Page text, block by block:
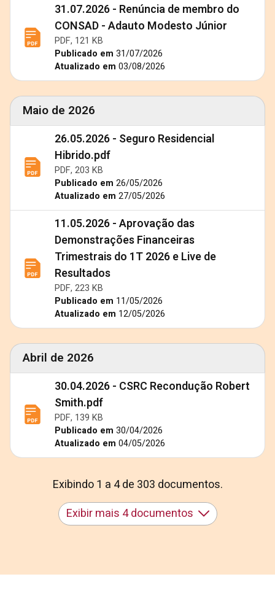
31.07.2026 - Renúncia de membro do
CONSAD - Adauto Modesto Júnior
PDF, 121 KB
Publicado em 31/07/2026
Atualizado em 03/08/2026
Maio de 2026
26.05.2026 - Seguro Residencial
Hibrido.pdf
PDF, 203 KB
Publicado em 26/05/2026
Atualizado em 27/05/2026
11.05.2026 - Aprovação das
Demonstrações Financeiras
Trimestrais do 1T 2026 e Live de
Resultados
PDF, 223 KB
Publicado em 11/05/2026
Atualizado em 12/05/2026
Abril de 2026
30.04.2026 - CSRC Recondução Robert
Smith.pdf
PDF, 139 KB
Publicado em 30/04/2026
Atualizado em 04/05/2026
Exibindo 1 a 4 de 303 documentos.
Exibir mais 4 documentos